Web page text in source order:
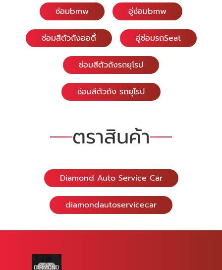
ซ่อมbmw อู่ซ่อมbmw
ซ่อมสีตัวถังออดี้ อู่ซ่อมรถSeat
ซ่อมสีตัวถังรถยุโรป
ซ่อมสีตัวถัง รถยุโรป
ตราสินค้า
Diamond Auto Service Car
diamondautoservicecar